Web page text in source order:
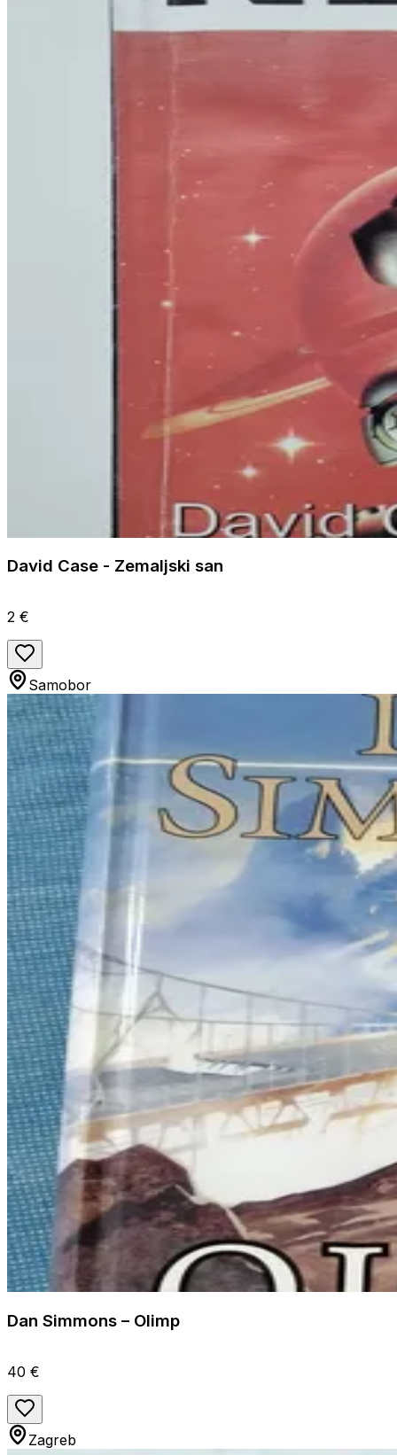
David Case - Zemaljski san
2 €
Samobor
Dan Simmons – Olimp
40 €
Zagreb